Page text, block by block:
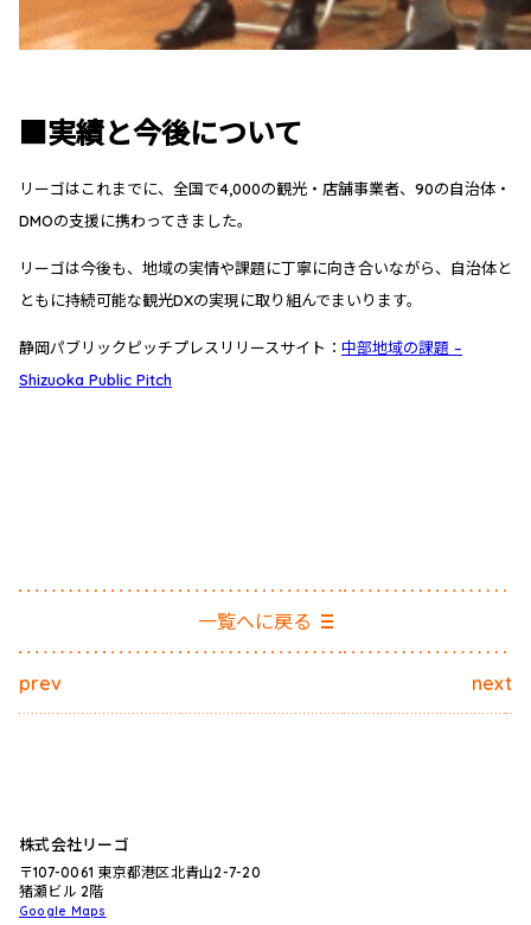
■実績と今後について
リーゴはこれまでに、全国で4,000の観光・店舗事業者、90の自治体・
DMOの支援に携わってきました。
リーゴは今後も、地域の実情や課題に丁寧に向き合いながら、自治体と
ともに持続可能な観光DXの実現に取り組んでまいります。
静岡パブリックピッチプレスリリースサイト： 中部地域の課題 –
Shizuoka Public Pitch
一覧へに戻る
prev next
株式会社リーゴ
〒107-0061 東京都港区北青山2-7-20
猪瀬ビル 2階
Google Maps